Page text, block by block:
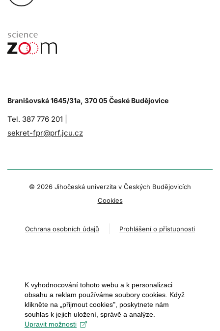
Branišovská 1645/31a, 370 05 České Budějovice
Tel. 387 776 201 |
sekret-fpr@prf.jcu.cz
© 2026 Jihočeská univerzita v Českých Budějovicích
Cookies
Ochrana osobních údajů Prohlášení o přístupnosti
K vyhodnocování tohoto webu a k personalizaci
obsahu a reklam používáme soubory cookies. Když
klikněte na „přijmout cookies", poskytnete nám
souhlas k jejich uložení, správě a analýze.
Upravit možnosti